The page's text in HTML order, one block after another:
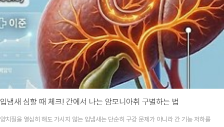
입냄새 심할 때 체크! 간에서 나는 암모니아취 구별하는 법
양치질을 열심히 해도 가시지 않는 입냄새는 단순히 구강 문제가 아니라 간 기능 저하를